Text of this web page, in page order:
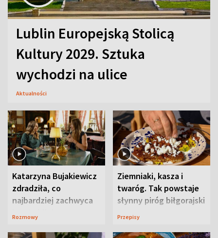
Lublin Europejską Stolicą
Kultury 2029. Sztuka
wychodzi na ulice
Aktualności
Katarzyna Bujakiewicz
zdradziła, co
najbardziej zachwyca
ją w Lublinie
Rozmowy
Ziemniaki, kasza i
twaróg. Tak powstaje
słynny piróg biłgorajski
Przepisy